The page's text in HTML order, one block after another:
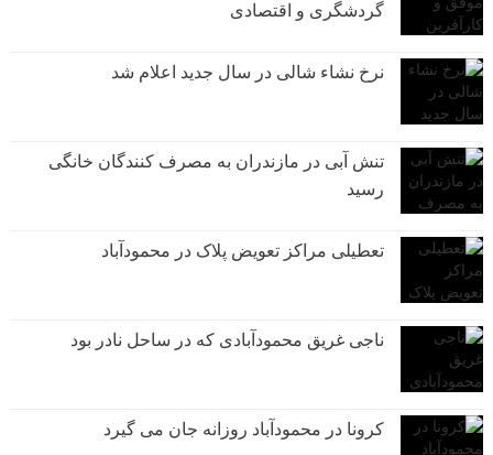
گردشگری و اقتصادی
نرخ نشاء شالی در سال جدید اعلام شد
تنش آبی در مازندران به مصرف كنندگان خانگی
رسيد
تعطیلی مراکز تعویض پلاک در محمودآباد
ناجی غریق محمودآبادی که در ساحل نادر بود
کرونا در محمودآباد روزانه جان می گیرد